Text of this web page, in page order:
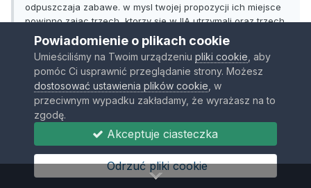
odpuszczaja zabawe. w mysl twojej propozycji ich miejsce
powinno zajac trzech, ktorzy sie w IIA utrzymali oraz trzech,
ktorzy z IIA spadli do III....
Przeczytaj jeszcze raz co sam napisałeś i jeżeli to mają być
argumenty to każdy można w ten sposób zbijać. Po pierwsze to z
IIA i IIB będzie awansowało po 3 GMów a nie po 6, a po drugie
naprawdę wierzysz ze tacy co awansują to w następnym sezonie
rezygnują? Nawet jak coś takiego nieprawdopodobnego co
napisałeś się stanie to awansują kolesie z miejsc 4-6 więc żadni
to spadkowicze. Tylko nie pisz w odpowiedzi "a co jeżeli Ci też
zrezygnują?" bo to już będzie śmieszny argument
Powiadomienie o plikach cookie
Umieściliśmy na Twoim urządzeniu pliki cookie , aby
pomóc Ci usprawnić przeglądanie strony. Możesz
dostosować ustawienia plików cookie , w
przeciwnym wypadku zakładamy, że wyrażasz na to
zgodę.
Akceptuje ciasteczka
Odrzuć pliki cookie